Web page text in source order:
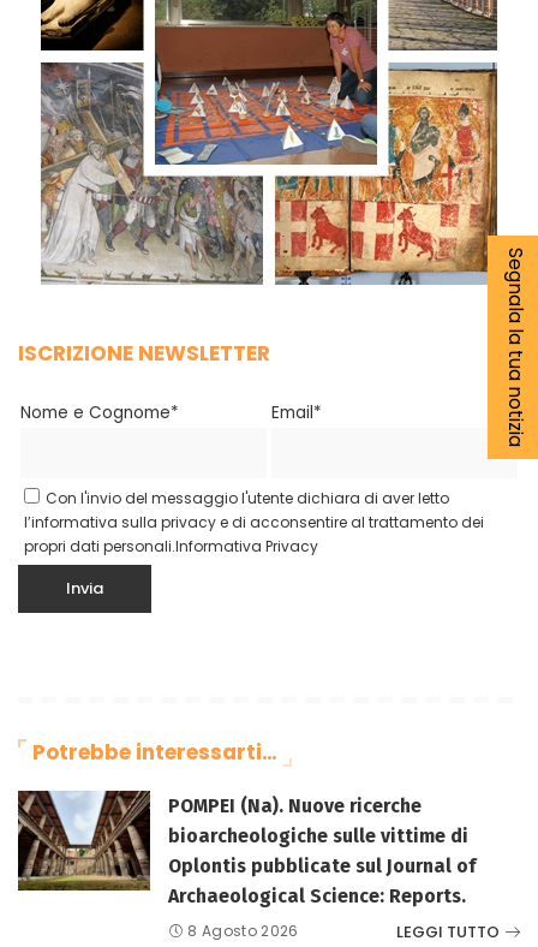
ISCRIZIONE NEWSLETTER
Nome e Cognome* Email*
Con l'invio del messaggio l'utente dichiara di aver letto
l’informativa sulla privacy e di acconsentire al trattamento dei
propri dati personali.Informativa Privacy
Potrebbe interessarti…
POMPEI (Na). Nuove ricerche
bioarcheologiche sulle vittime di
Oplontis pubblicate sul Journal of
Archaeological Science: Reports.
8 Agosto 2026 LEGGI TUTTO
Segnala la tua notizia